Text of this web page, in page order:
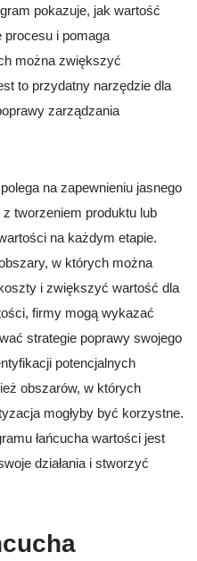
pokazuje, jak wartość
procesu i pomaga
można zwiększyć
to przydatny narzędzie dla
zarządzania
na zapewnieniu jasnego
tworzeniem produktu lub
na każdym etapie.
w których można
i zwiększyć wartość dla
firmy mogą wykazać
strategie poprawy swojego
potencjalnych
obszarów, w których
mogłyby być korzystne.
łańcucha wartości jest
działania i stworzyć